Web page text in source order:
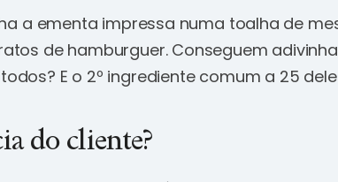
a ementa impressa numa toalha de
de hamburguer. Conseguem
E o 2º ingrediente comum a 25
do cliente?